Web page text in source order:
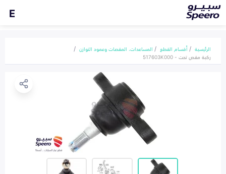
E
الرئيسية أقسام القطع
المساعدات، المقصات وعمود التوازن
ركبة مقص تحت - 517603K000